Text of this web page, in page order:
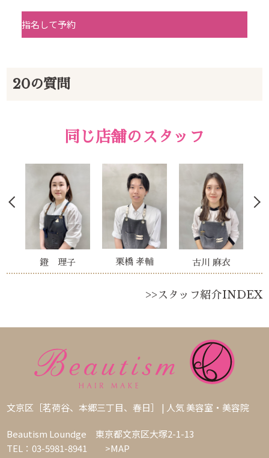
指名して予約
20の質問
同じ店舗のスタッフ
鐙 理子 栗橋 孝輔 古川 麻衣
>>スタッフ紹介INDEX
文京区［茗荷谷、本郷三丁目、春日］ | 人気 美容室・美容院
Beautism Loundge 東京都文京区大塚2-1-13
TEL：03-5981-8941
>MAP
本郷三丁目店
loundge